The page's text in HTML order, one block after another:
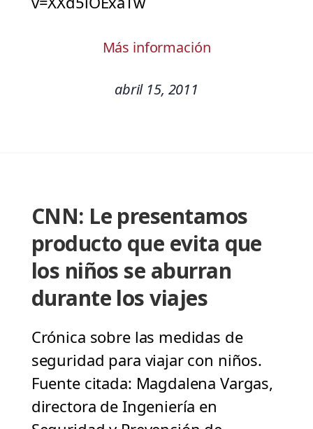
Más información
abril 15, 2011
CNN: Le presentamos
producto que evita que
los niños se aburran
durante los viajes
Crónica sobre las medidas de
seguridad para viajar con niños.
Fuente citada: Magdalena Vargas,
directora de Ingeniería en